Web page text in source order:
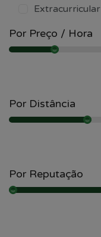
Extracurricular
Por Preço / Hora
Por Distância
Por Reputação